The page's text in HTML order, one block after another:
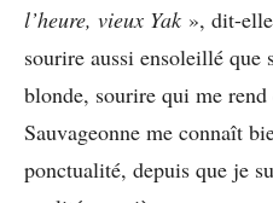
l’heure, vieux Yak », dit-
sourire aussi ensoleillé
blonde, sourire qui me
Sauvageonne me connaît
ponctualité, depuis que je